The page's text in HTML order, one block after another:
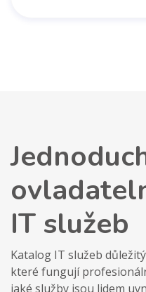
IT služeb
Katalog IT služeb
které fungují
jaké služby jsou lidem